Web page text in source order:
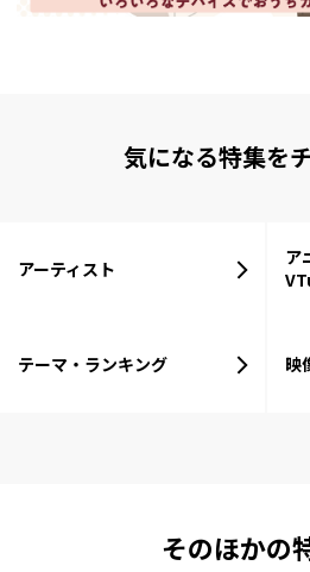
気になる特集を
アーティスト
ア
テーマ・ランキング 映
そのほかの